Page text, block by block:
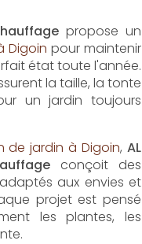
propose un
Digoin pour maintenir
état toute l'année.
la taille, la tonte
un jardin toujours
de jardin à Digoin,AL
conçoit des
aux envies et
projet est pensé
les plantes, les